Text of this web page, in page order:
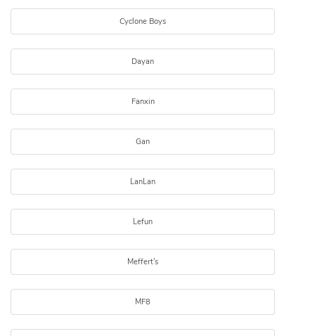
Cyclone Boys
Dayan
Fanxin
Gan
LanLan
Lefun
Meffert's
MF8